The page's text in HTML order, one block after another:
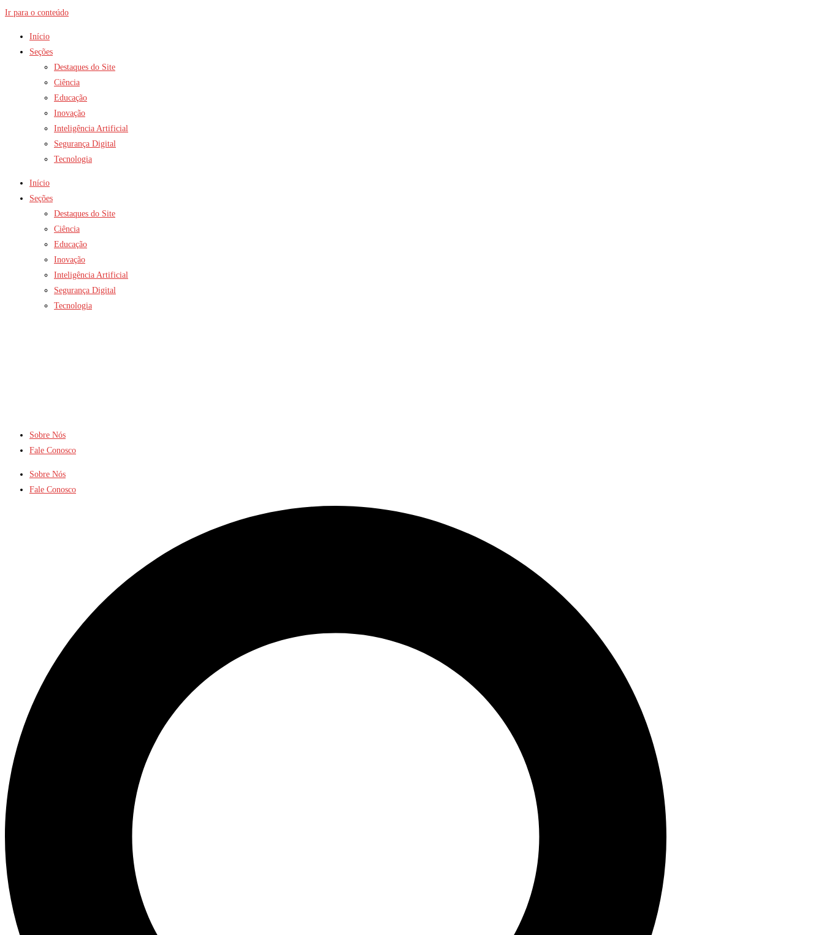
Ir para o conteúdo
Início
Seções
Destaques do Site
Ciência
Educação
Inovação
Inteligência Artificial
Segurança Digital
Tecnologia
Início
Seções
Destaques do Site
Ciência
Educação
Inovação
Inteligência Artificial
Segurança Digital
Tecnologia
Sobre Nós
Fale Conosco
Sobre Nós
Fale Conosco